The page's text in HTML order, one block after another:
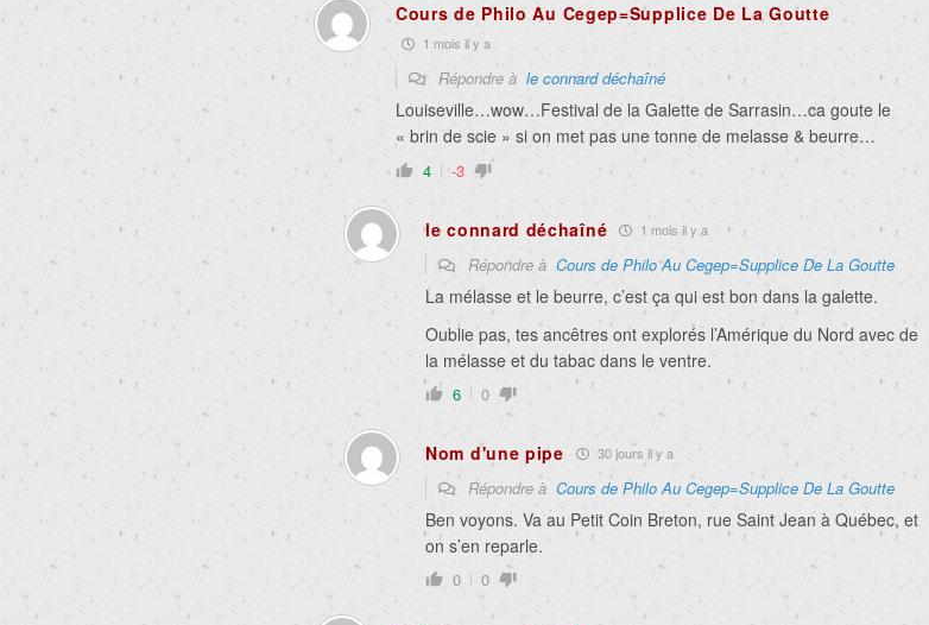
Cours de Philo Au Cegep=Supplice De La Goutte
1 mois il y a
Répondre à le connard déchaîné
Louiseville…wow…Festival de la Galette de Sarrasin…ca goute le
« brin de scie » si on met pas une tonne de melasse & beurre…
4 -3
le connard déchaîné 1 mois il y a
Répondre à Cours de Philo Au Cegep=Supplice De La Goutte
La mélasse et le beurre, c’est ça qui est bon dans la galette.
Oublie pas, tes ancêtres ont explorés l’Amérique du Nord avec de
la mélasse et du tabac dans le ventre.
6 0
Nom d'une pipe 30 jours il y a
Répondre à Cours de Philo Au Cegep=Supplice De La Goutte
Ben voyons. Va au Petit Coin Breton, rue Saint Jean à Québec, et
on s’en reparle.
0 0